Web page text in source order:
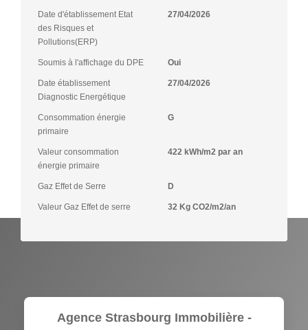
Date d'établissement Etat
des Risques et
Pollutions(ERP)
27/04/2026
Soumis à l'affichage du DPE Oui
Date établissement
Diagnostic Energétique
27/04/2026
Consommation énergie
primaire
G
Valeur consommation
énergie primaire
422 kWh/m2 par an
Gaz Effet de Serre D
Valeur Gaz Effet de serre 32 Kg CO2/m2/an
Agence Strasbourg Immobilière -